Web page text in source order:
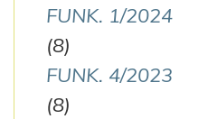
FUNK. 1/2024
(8)
FUNK. 4/2023
(8)